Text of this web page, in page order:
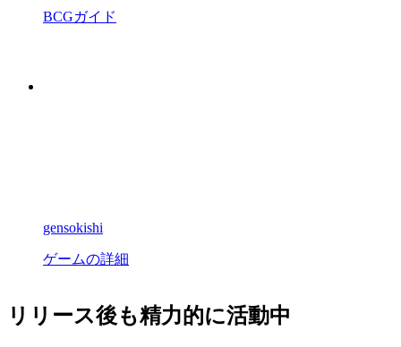
BCGガイド
gensokishi
ゲームの詳細
リリース後も精力的に活動中